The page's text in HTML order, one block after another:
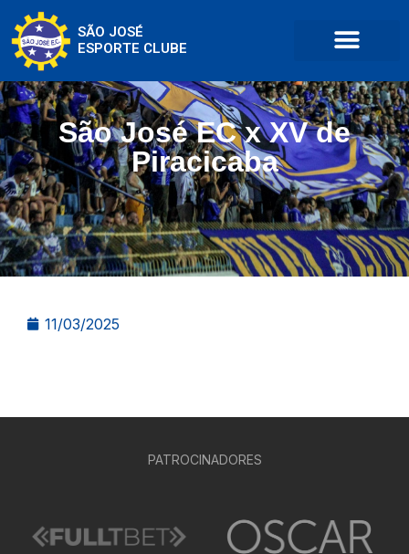
SÃO JOSÉ
ESPORTE CLUBE
São José EC x XV de
Piracicaba
11/03/2025
PATROCINADORES